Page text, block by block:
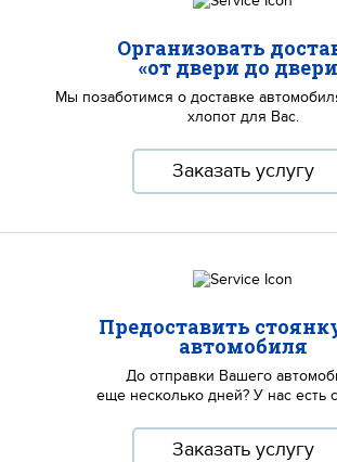
Организовать
«от двери до
Мы позаботимся о доставке
хлопот для Вас.
Заказать услугу
Предоставить
автомобиля
До отправки Вашего
еще несколько дней? У нас есть
Заказать услугу